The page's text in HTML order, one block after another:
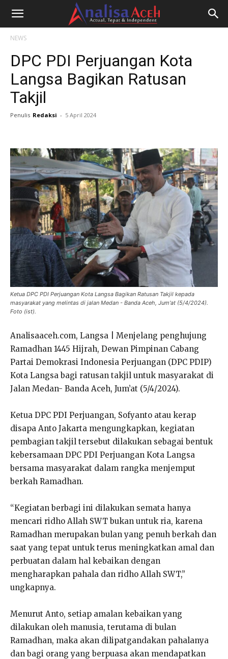
NEWS
DPC PDI Perjuangan Kota
Langsa Bagikan Ratusan
Takjil
Penulis Redaksi - 5 April 2024
Ketua DPC PDI Perjuangan Kota Langsa Bagikan Ratusan Takjil kepada
masyarakat yang melintas di jalan Medan - Banda Aceh, Jum'at (5/4/2024).
Foto (ist).
Analisaaceh.com, Langsa | Menjelang penghujung
Ramadhan 1445 Hijrah, Dewan Pimpinan Cabang
Partai Demokrasi Indonesia Perjuangan (DPC PDIP)
Kota Langsa bagi ratusan takjil untuk masyarakat di
Jalan Medan- Banda Aceh, Jum’at (5/4/2024).
Ketua DPC PDI Perjuangan, Sofyanto atau kerap
disapa Anto Jakarta mengungkapkan, kegiatan
pembagian takjil tersebut dilakukan sebagai bentuk
kebersamaan DPC PDI Perjuangan Kota Langsa
bersama masyarakat dalam rangka menjemput
berkah Ramadhan.
“Kegiatan berbagi ini dilakukan semata hanya
mencari ridho Allah SWT bukan untuk ria, karena
Ramadhan merupakan bulan yang penuh berkah dan
saat yang tepat untuk terus meningkatkan amal dan
perbuatan dalam hal kebaikan dengan
mengharapkan pahala dan ridho Allah SWT,”
ungkapnya.
Menurut Anto, setiap amalan kebaikan yang
dilakukan oleh manusia, terutama di bulan
Ramadhan, maka akan dilipatgandakan pahalanya
dan bagi orang yang berpuasa akan mendapatkan